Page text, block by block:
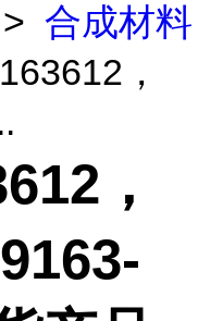
> 合成材料
，
，